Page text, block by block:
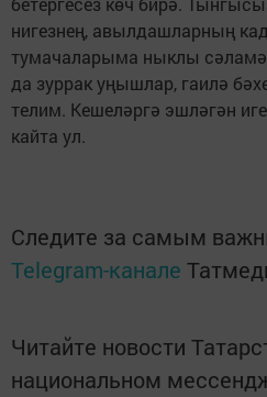
нигезнең, авылдашларның
тумачаларыма ныклы
да зуррак уңышлар, гаилә
телим. Кешеләргә эшләгән
кайта ул.
Следите за самым
Telegram-канале
Читайте новости
национальном